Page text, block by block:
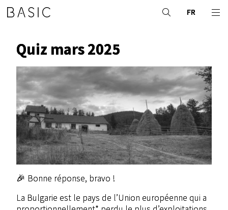
FR
Quiz mars 2025
🎉 Bonne réponse, bravo !
La Bulgarie est le pays de l’Union européenne qui a